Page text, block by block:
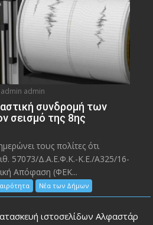
admin admin
συνδρομή των
σεισμό της 8ης
τους πολίτες ότι
57073/Δ.Α.Ε.Φ.Κ.-Κ.Ε./Α325/16-
Απόφαση (ΦΕΚ...
Νέα των Δήμων
ιστοσελίδων Αλφαστάρ